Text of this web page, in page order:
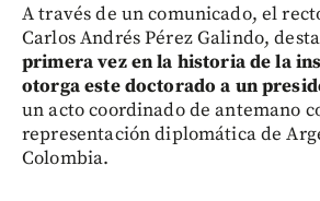
A través de un comunicado, el
Carlos Andrés Pérez Galindo,
primera vez en la historia de la
otorga este doctorado a un
un acto coordinado de antemano
representación diplomática de
Colombia.